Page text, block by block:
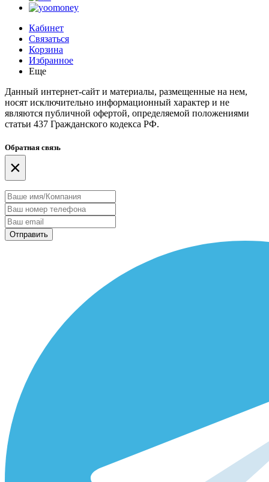
Кабинет
Связаться
Корзина
Избранное
Еще
Данный интернет-сайт и материалы, размещенные на нем,
носят исключительно информационный характер и не
являются публичной офертой, определяемой положениями
статьи 437 Гражданского кодекса РФ.
Обратная связь
×
Отправить